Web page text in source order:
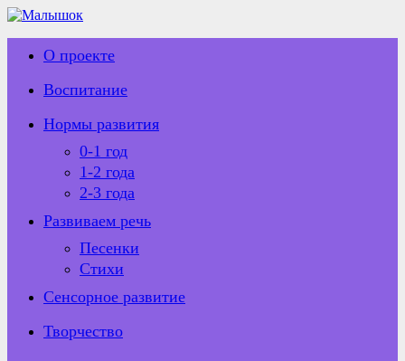
Перейти
содержимому
О проекте
Воспитание
Нормы развития
0-1 год
1-2 года
2-3 года
Развиваем речь
Песенки
Стихи
Сенсорное развитие
Творчество